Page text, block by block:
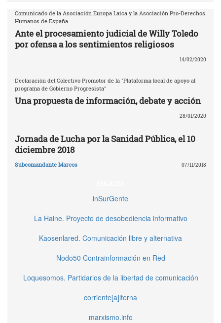
Comunicado de la Asociación Europa Laica y la Asociación Pro-Derechos
Humanos de España
Ante el procesamiento judicial de Willy Toledo
por ofensa a los sentimientos religiosos
14/02/2020
Declaración del Colectivo Promotor de la "Plataforma local de apoyo al
programa de Gobierno Progresista"
Una propuesta de información, debate y acción
28/01/2020
Jornada de Lucha por la Sanidad Pública, el 10
diciembre 2018
Subcomandante Marcos 07/11/2018
inSurGente
La Haine. Proyecto de desobediencia informativo
Kaosenlared. Comunicación libre y alternativa
Nodo50 Contrainformación en Red
Loquesomos. Partidarios de la libertad de comunicación
corriente[a]lterna
marxismo.info